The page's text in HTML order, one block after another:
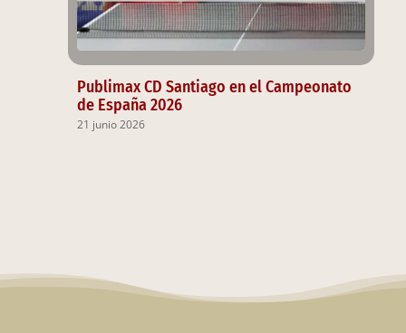
Publimax CD Santiago en el Campeonato
de España 2026
21 junio 2026